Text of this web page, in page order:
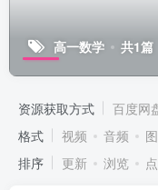
高一数学 共1篇
资源获取方式 百度网
格式
视频 音频
排序
更新 浏览